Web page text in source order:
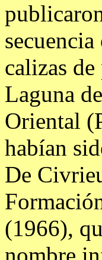
calizas
Laguna
Oriental
habían
De
(1966),